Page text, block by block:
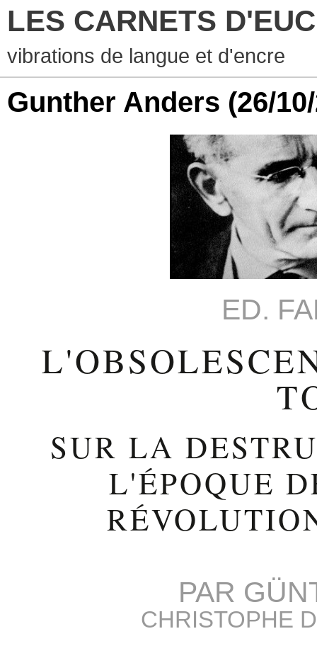
LES CARNETS
vibrations de langue et d'encre
Gunther Anders (26/
ED.
SUR LA
L'ÉPOQUE
PAR
CHRISTOPHE